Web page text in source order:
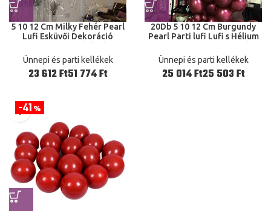
5 10 12 Cm Milky Fehér Pearl
Lufi Esküvői Dekoráció
Lufi s Születésnapi Parti
Játék
Ünnepi és parti kellékek
Ft Ft
20Db 5 10 12 Cm Burgundy
Pearl Parti lufi Lufi s Hélium
Menyasszony Zuhany Esküvői
Születésnapi Dekorációk
Ünnepi és parti kellékek
Ft Ft
41%